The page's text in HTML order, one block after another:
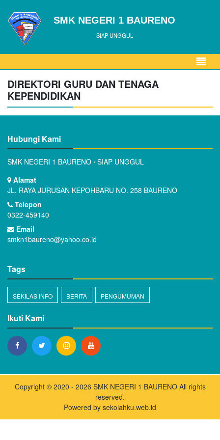
SMK NEGERI 1 BAURENO
SIAP UNGGUL
DIREKTORI GURU DAN TENAGA
KEPENDIDIKAN
Hubungi Kami
SMK NEGERI 1 BAURENO ⋅ SIAP UNGGUL
Alamat
JL. RAYA JURUSAN KEPOHBARU NO. 258 BAURENO
Telepon
0322-459140
Email
smkn1baureno@yahoo.co.id
Tags
SEKILAS INFO BERITA PENGUMUMAN
Ikuti Kami
Copyright © 2020 - 2026 SMK NEGERI 1 BAURENOAll rights
reserved.
Powered by sekolahku.web.id